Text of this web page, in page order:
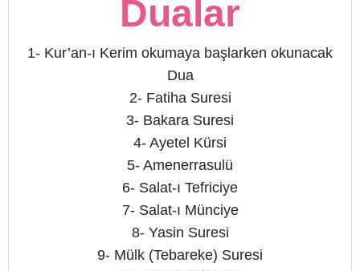
Dualar
1- Kur’an-ı Kerim okumaya başlarken okunacak
Dua
2- Fatiha Suresi
3- Bakara Suresi
4- Ayetel Kürsi
5- Amenerrasulü
6- Salat-ı Tefriciye
7- Salat-ı Münciye
8- Yasin Suresi
9- Mülk (Tebareke) Suresi